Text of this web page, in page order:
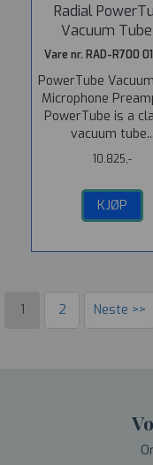
Radial
Vacuum Tube
Vare nr. RAD-R700
PowerTube
Microphone
PowerTube is a
vacuum tube...
10.825,-
KJØP
1 2 Neste >>